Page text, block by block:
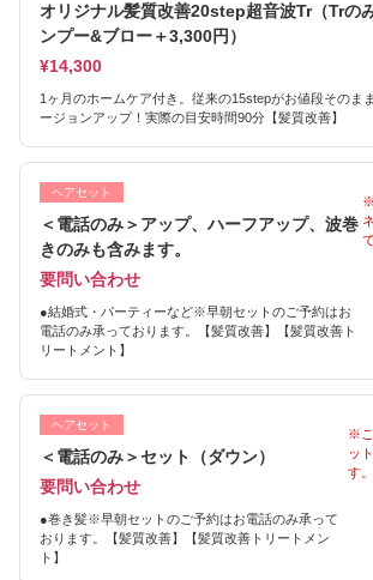
オリジナル髪質改善20step超音波Tr（Trの
ンプー&ブロー＋3,300円）
¥14,300
1ヶ月のホームケア付き。従来の15stepがお値段そのま
ージョンアップ！実際の目安時間90分【髪質改善】
ヘアセット
＜電話のみ＞アップ、ハーフアップ、波巻
きのみも含みます。
要問い合わせ
●結婚式・パーティーなど※早朝セットのご予約はお
電話のみ承っております。【髪質改善】【髪質改善ト
リートメント】
※
ヘアセット
＜電話のみ＞セット（ダウン）
要問い合わせ
●巻き髪※早朝セットのご予約はお電話のみ承って
おります。【髪質改善】【髪質改善トリートメン
ト】
※こ
ッ
す。